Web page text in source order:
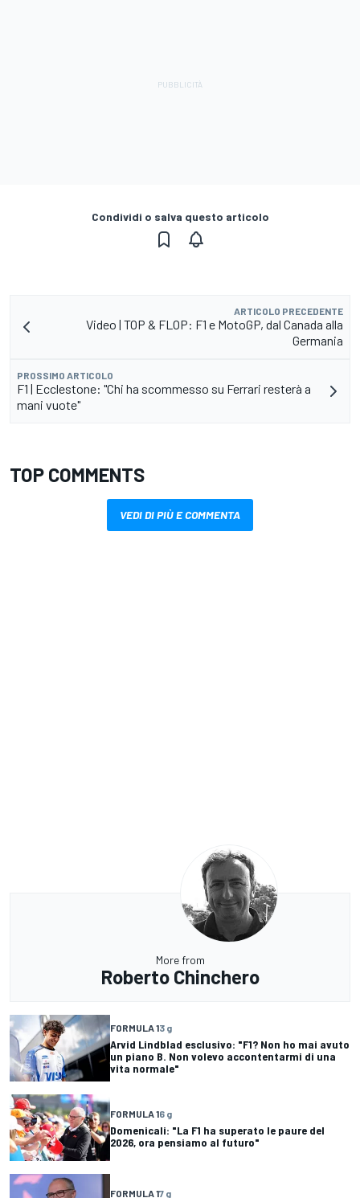
Condividi o salva questo articolo
ARTICOLO PRECEDENTE
Video | TOP & FLOP: F1 e MotoGP, dal Canada alla
Germania
PROSSIMO ARTICOLO
F1 | Ecclestone: "Chi ha scommesso su Ferrari resterà a
mani vuote"
TOP COMMENTS
VEDI DI PIÙ E COMMENTA
More from
Roberto Chinchero
FORMULA 13 g
Arvid Lindblad esclusivo: "F1? Non ho mai avuto
un piano B. Non volevo accontentarmi di una
vita normale"
FORMULA 16 g
Domenicali: "La F1 ha superato le paure del
2026, ora pensiamo al futuro"
FORMULA 17 g